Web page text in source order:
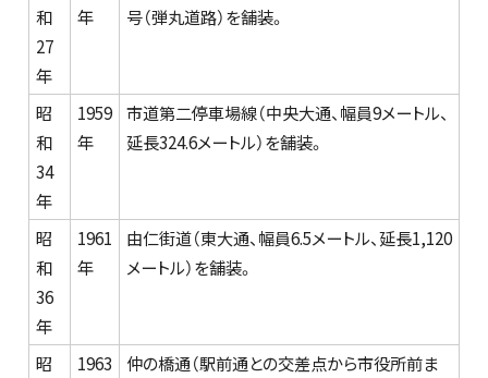
和
27
年
年
号（弾丸道路）を舗装。
昭
和
34
年
1959
年
市道第二停車場線（中央大通、幅員9メートル、
延長324.6メートル）を舗装。
昭
和
36
年
1961
年
由仁街道（東大通、幅員6.5メートル、延長1,120
メートル）を舗装。
昭
1963
仲の橋通（駅前通との交差点から市役所前ま